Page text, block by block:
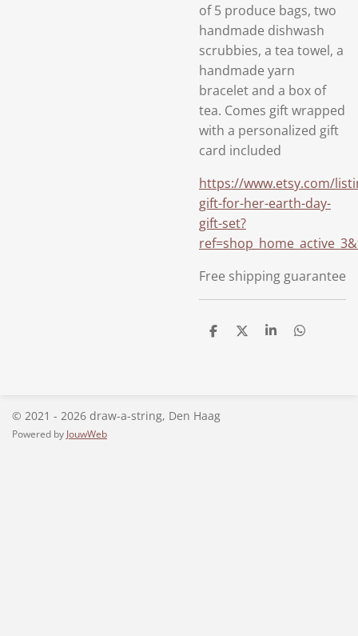
of 5 produce bags, two
handmade dishwash
scrubbies, a tea towel, a
handmade yarn
bracelet and a box of
tea. Comes gift wrapped
with a personalized gift
card included
https://www.etsy.com/
gift-for-her-earth-day-
gift-set?
Free shipping guarantee
D
D
S
D
© 2021 - 2026 draw-a-string, Den Haag
Powered by JouwWeb